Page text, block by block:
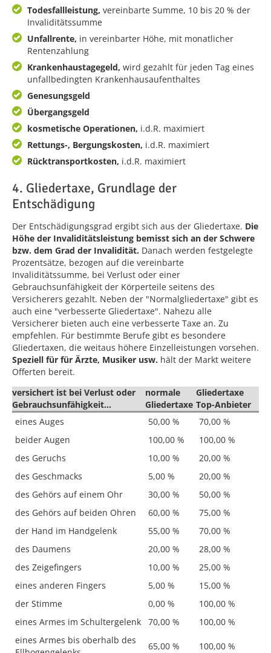
Todesfallleistung, vereinbarte Summe, 10 bis 20 % der
Invaliditätssumme
Unfallrente, in vereinbarter Höhe, mit monatlicher
Rentenzahlung
Krankenhaustagegeld, wird gezahlt für jeden Tag eines
unfallbedingten Krankenhausaufenthaltes
Genesungsgeld
Übergangsgeld
kosmetische Operationen, i.d.R. maximiert
Rettungs-, Bergungskosten, i.d.R. maximiert
Rücktransportkosten, i.d.R. maximiert
4. Gliedertaxe, Grundlage der
Entschädigung
Der Entschädigungsgrad ergibt sich aus der Gliedertaxe. Die
Höhe der Invaliditätsleistung bemisst sich an der Schwere
bzw. dem Grad der Invalidität. Danach werden festgelegte
Prozentsätze, bezogen auf die vereinbarte
Invaliditätssumme, bei Verlust oder einer
Gebrauchsunfähigkeit der Körperteile seitens des
Versicherers gezahlt. Neben der "Normalgliedertaxe" gibt es
auch eine "verbesserte Gliedertaxe". Nahezu alle
Versicherer bieten auch eine verbesserte Taxe an. Zu
empfehlen. Für bestimmte Berufe gibt es besondere
Gliedertaxen, die weitaus höhere Einzelleistungen vorsehen.
Speziell für für Ärzte, Musiker usw. hält der Markt weitere
Offerten bereit.
versichert ist bei Verlust oder
Gebrauchsunfähigkeit...
normale
Gliedertaxe
Gliedertaxe
Top-Anbieter
eines Auges
50,00 %
70,00 %
beider Augen
100,00 %
100,00 %
des Geruchs
10,00 %
20,00 %
des Geschmacks
5,00 %
20,00 %
des Gehörs auf einem Ohr
30,00 %
50,00 %
des Gehörs auf beiden Ohren
60,00 %
75,00 %
der Hand im Handgelenk
55,00 %
70,00 %
des Daumens
20,00 %
28,00 %
des Zeigefingers
10,00 %
25,00 %
eines anderen Fingers
5,00 %
15,00 %
der Stimme
0,00 %
100,00 %
eines Armes im Schultergelenk
70,00 %
100,00 %
eines Armes bis oberhalb des
65,00 % 100,00 %